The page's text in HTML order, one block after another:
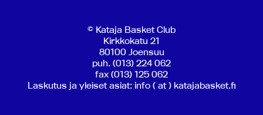
© Kataja Basket Club
Kirkkokatu 21
80100 Joensuu
puh. (013) 224 062
fax (013) 125 062
Laskutus ja yleiset asiat: info ( at ) katajabasket.fi